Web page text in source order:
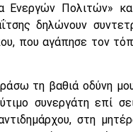
Ενεργών Πολιτών»
δηλώνουν
που αγάπησε τον
τη βαθιά οδύνη
συνεργάτη επί
στη